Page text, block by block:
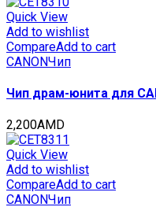
Quick View
Add to wishlist
CompareAdd to cart
CANONЧип
Чип драм-юнита для
2,200AMD
Quick View
Add to wishlist
CompareAdd to cart
CANONЧип